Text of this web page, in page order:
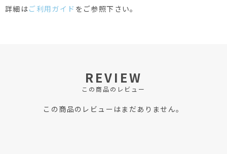
詳細はご利用ガイド をご参照下さい。
REVIEW
この商品のレビュー
この商品のレビューはまだありません。